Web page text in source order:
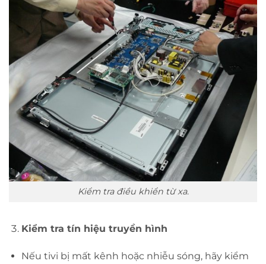
Kiểm tra điều khiển từ xa.
Kiểm tra tín hiệu truyền hình
Nếu tivi bị mất kênh hoặc nhiễu sóng, hãy kiểm